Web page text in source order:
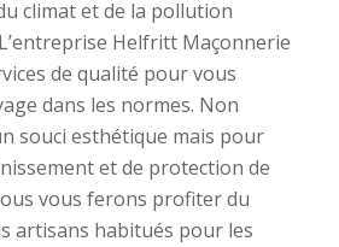
climat et de la pollution
Helfritt Maçonnerie
de qualité pour vous
dans les normes. Non
souci esthétique mais pour
et de protection de
vous ferons profiter du
artisans habitués pour les